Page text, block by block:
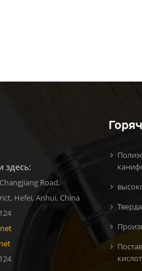
здесь:
Road,
Hefei, Anhui, China